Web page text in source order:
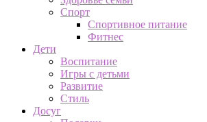
Спорт
Спортивное питание
Фитнес
Дети
Воспитание
Игры с детьми
Развитие
Стиль
Досуг